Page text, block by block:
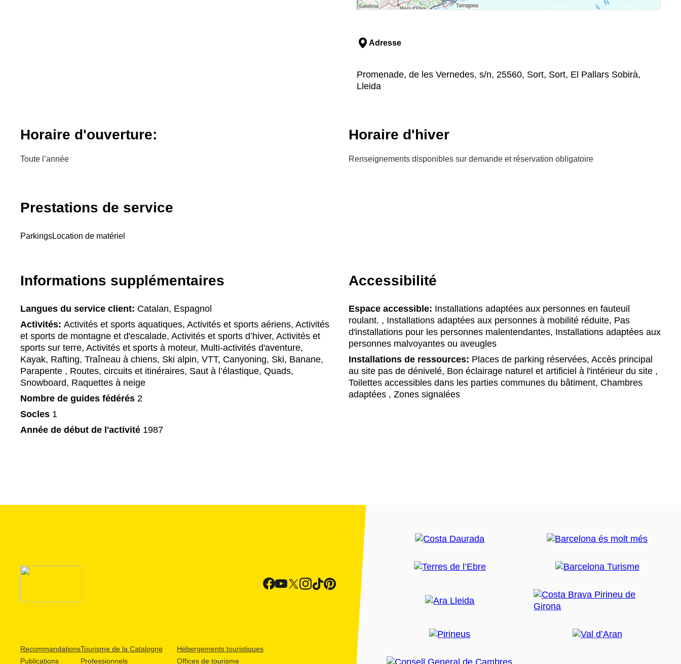
Adresse
Promenade, de les Vernedes, s/n, 25560, Sort, Sort, El Pallars Sobirà,
Lleida
Horaire d'ouverture:
Toute l’année
Horaire d'hiver
Renseignements disponibles sur demande et réservation obligatoire
Prestations de service
ParkingsLocation de matériel
Informations supplémentaires
Langues du service client: Catalan, Espagnol
Activités: Activités et sports aquatiques, Activités et sports aériens, Activités
et sports de montagne et d'escalade, Activités et sports d’hiver, Activités et
sports sur terre, Activités et sports à moteur, Multi-activités d'aventure,
Kayak, Rafting, Traîneau à chiens, Ski alpin, VTT, Canyoning, Ski, Banane,
Parapente , Routes, circuits et itinéraires, Saut à l’élastique, Quads,
Snowboard, Raquettes à neige
Nombre de guides fédérés 2
Socles 1
Année de début de l'activité 1987
Accessibilité
Espace accessible: Installations adaptées aux personnes en fauteuil
roulant. , Installations adaptées aux personnes à mobilité réduite, Pas
d'installations pour les personnes malentendantes, Installations adaptées aux
personnes malvoyantes ou aveugles
Installations de ressources: Places de parking réservées, Accès principal
au site pas de dénivelé, Bon éclairage naturel et artificiel à l'intérieur du site ,
Toilettes accessibles dans les parties communes du bâtiment, Chambres
adaptées , Zones signalées
Recommandations
Publications
Tourisme de la Catalogne
Professionnels
Hébergements touristiques
Offices de tourisme